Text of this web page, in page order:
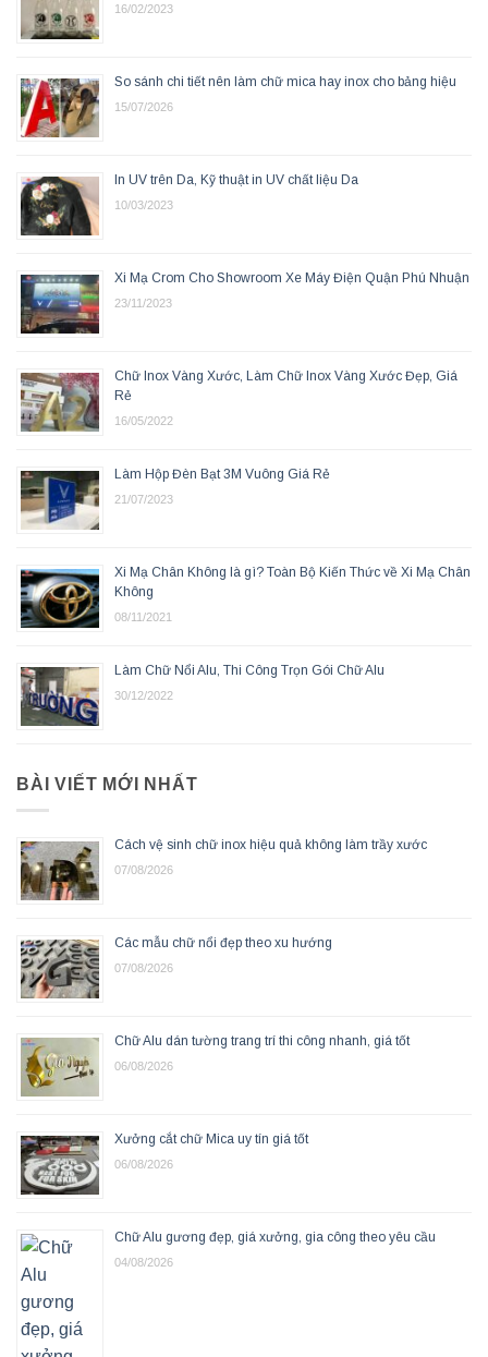
16/02/2023
So sánh chi tiết nên làm chữ mica hay inox cho bảng hiệu
15/07/2026
In UV trên Da, Kỹ thuật in UV chất liệu Da
10/03/2023
Xi Mạ Crom Cho Showroom Xe Máy Điện Quận Phú Nhuận
23/11/2023
Chữ Inox Vàng Xước, Làm Chữ Inox Vàng Xước Đẹp, Giá
Rẻ
16/05/2022
Làm Hộp Đèn Bạt 3M Vuông Giá Rẻ
21/07/2023
Xi Mạ Chân Không là gì? Toàn Bộ Kiến Thức về Xi Mạ Chân
Không
08/11/2021
Làm Chữ Nổi Alu, Thi Công Trọn Gói Chữ Alu
30/12/2022
BÀI VIẾT MỚI NHẤT
Cách vệ sinh chữ inox hiệu quả không làm trầy xước
07/08/2026
Các mẫu chữ nổi đẹp theo xu hướng
07/08/2026
Chữ Alu dán tường trang trí thi công nhanh, giá tốt
06/08/2026
Xưởng cắt chữ Mica uy tín giá tốt
06/08/2026
Chữ Alu gương đẹp, giá xưởng, gia công theo yêu cầu
04/08/2026